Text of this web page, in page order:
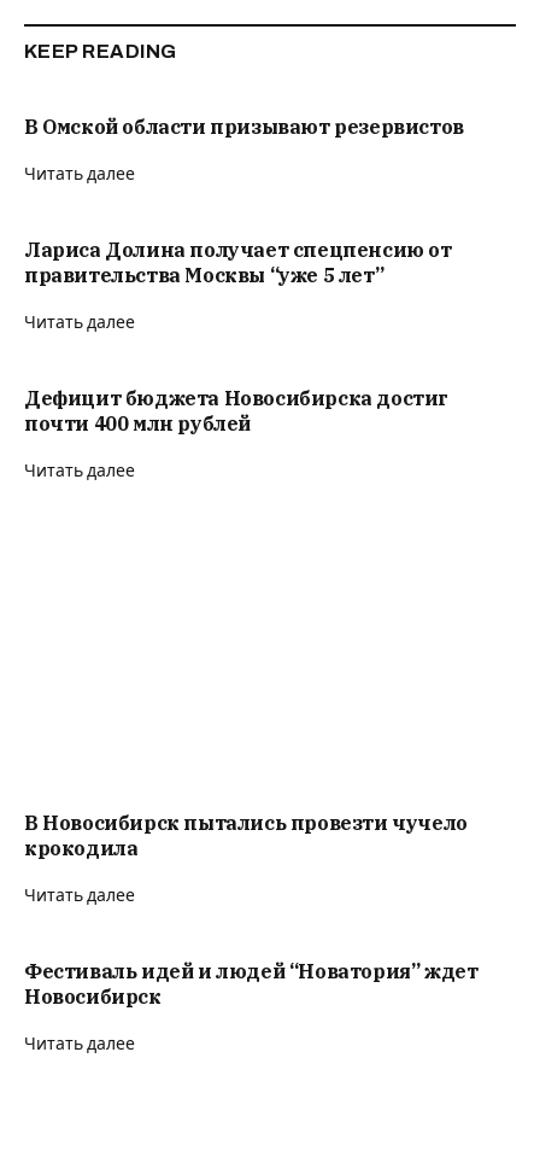
KEEP READING
В Омской области призывают резервистов
Читать далее
Лариса Долина получает спецпенсию от
правительства Москвы “уже 5 лет”
Читать далее
Дефицит бюджета Новосибирска достиг
почти 400 млн рублей
Читать далее
В Новосибирск пытались провезти чучело
крокодила
Читать далее
Фестиваль идей и людей “Новатория” ждет
Новосибирск
Читать далее